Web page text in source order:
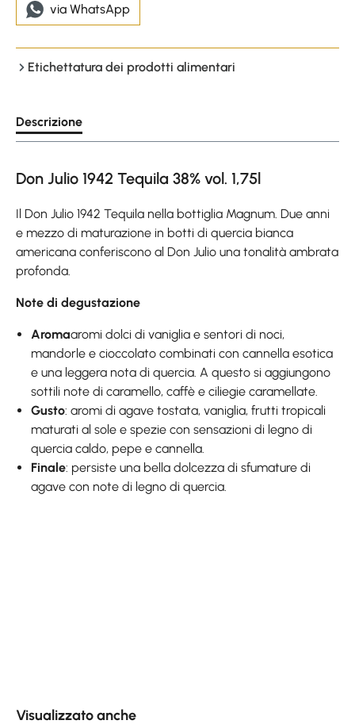
via WhatsApp
Etichettatura dei prodotti alimentari
Descrizione
Don Julio 1942 Tequila 38% vol. 1,75l
Il Don Julio 1942 Tequila nella bottiglia Magnum. Due anni
e mezzo di maturazione in botti di quercia bianca
americana conferiscono al Don Julio una tonalità ambrata
profonda.
Note di degustazione
Aromaaromi dolci di vaniglia e sentori di noci,
mandorle e cioccolato combinati con cannella esotica
e una leggera nota di quercia. A questo si aggiungono
sottili note di caramello, caffè e ciliegie caramellate.
Gusto: aromi di agave tostata, vaniglia, frutti tropicali
maturati al sole e spezie con sensazioni di legno di
quercia caldo, pepe e cannella.
Finale: persiste una bella dolcezza di sfumature di
agave con note di legno di quercia.
Visualizzato anche